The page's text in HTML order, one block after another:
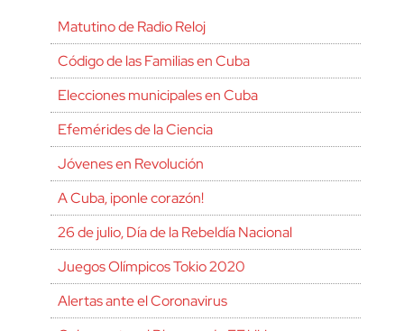
Matutino de Radio Reloj
Código de las Familias en Cuba
Elecciones municipales en Cuba
Efemérides de la Ciencia
Jóvenes en Revolución
A Cuba, ¡ponle corazón!
26 de julio, Día de la Rebeldía Nacional
Juegos Olímpicos Tokio 2020
Alertas ante el Coronavirus